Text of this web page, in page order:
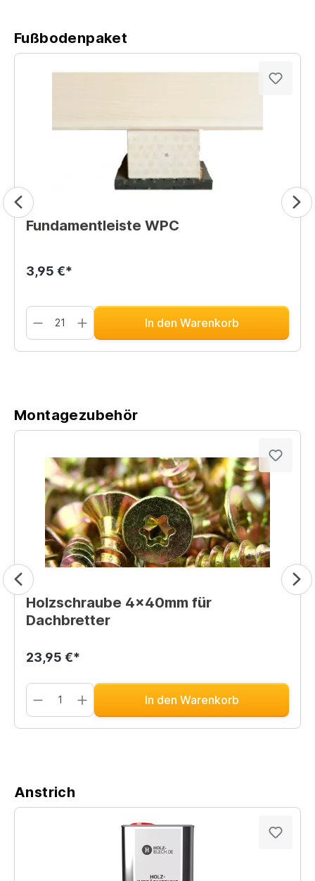
Fußbodenpaket
Fundamentleiste WPC
3,95 €*
In den Warenkorb
Montagezubehör
Holzschraube 4x40mm für
Dachbretter
23,95 €*
In den Warenkorb
Anstrich